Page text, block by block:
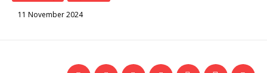
11 November 2024